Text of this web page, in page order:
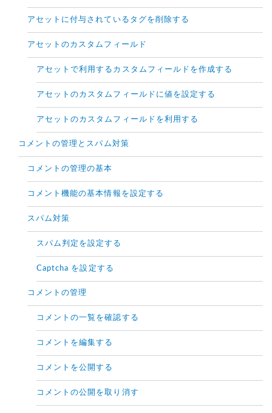
アセットに付与されているタグを削除する
アセットのカスタムフィールド
アセットで利用するカスタムフィールドを作成する
アセットのカスタムフィールドに値を設定する
アセットのカスタムフィールドを利用する
コメントの管理とスパム対策
コメントの管理の基本
コメント機能の基本情報を設定する
スパム対策
スパム判定を設定する
Captcha を設定する
コメントの管理
コメントの一覧を確認する
コメントを編集する
コメントを公開する
コメントの公開を取り消す